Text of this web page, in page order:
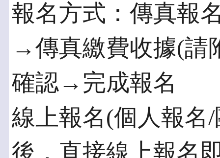
報名方式：傳真報
→傳真繳費收據(請
確認→完成報名
線上報名(個人報名
後，直接線上報名